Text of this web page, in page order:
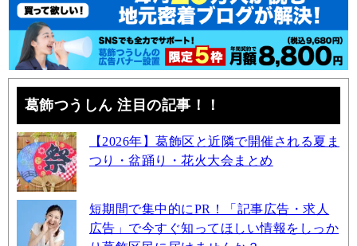
葛飾つうしん 注目の記事！！
【2026年】葛飾区と近隣で開催される夏ま
つり・盆踊り・花火大会まとめ
短期間で集中的にPR！「記事広告・求人
広告」で今すぐ知ってほしい情報をしっか